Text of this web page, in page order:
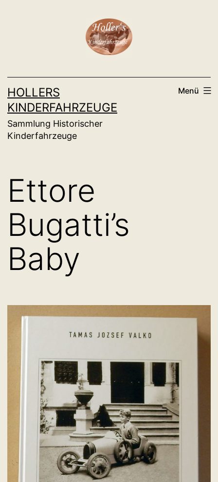
HOLLERS
KINDERFAHRZEUGE
Sammlung Historischer
Kinderfahrzeuge
Menü
Ettore
Bugatti’s
Baby